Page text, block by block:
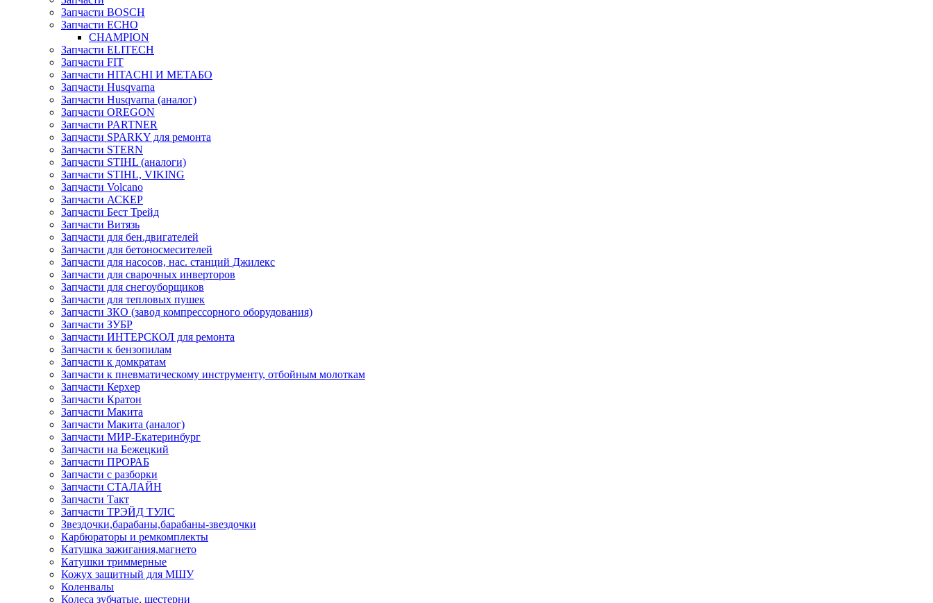
Запчасти BOSCH
Запчасти ECHO
CHAMPION
Запчасти ELITECH
Запчасти FIT
Запчасти HITACHI И МЕТАБО
Запчасти Husqvarna
Запчасти Husqvarna (аналог)
Запчасти OREGON
Запчасти PARTNER
Запчасти SPARKY для ремонта
Запчасти STERN
Запчасти STIHL (аналоги)
Запчасти STIHL, VIKING
Запчасти Volcano
Запчасти АСКЕР
Запчасти Бест Трейд
Запчасти Витязь
Запчасти для бен.двигателей
Запчасти для бетоносмесителей
Запчасти для насосов, нас. станций Джилекс
Запчасти для сварочных инверторов
Запчасти для снегоуборщиков
Запчасти для тепловых пушек
Запчасти ЗКО (завод компрессорного оборудования)
Запчасти ЗУБР
Запчасти ИНТЕРСКОЛ для ремонта
Запчасти к бензопилам
Запчасти к домкратам
Запчасти к пневматическому инструменту, отбойным молоткам
Запчасти Керхер
Запчасти Кратон
Запчасти Макита
Запчасти Макита (аналог)
Запчасти МИР-Екатеринбург
Запчасти на Бежецкий
Запчасти ПРОРАБ
Запчасти с разборки
Запчасти СТАЛАЙН
Запчасти Такт
Запчасти ТРЭЙД ТУЛС
Звездочки,барабаны,барабаны-звездочки
Карбюраторы и ремкомплекты
Катушка зажигания,магнето
Катушки триммерные
Кожух защитный для МШУ
Коленвалы
Колеса зубчатые, шестерни